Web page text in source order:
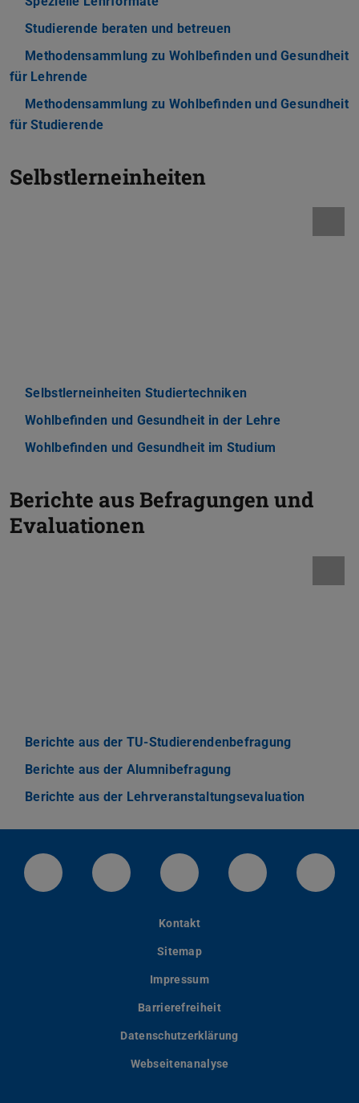
Studierende beraten und betreuen
Methodensammlung zu Wohlbefinden und Gesundheit
für Lehrende
Methodensammlung zu Wohlbefinden und Gesundheit
für Studierende
Selbstlerneinheiten
Selbstlerneinheiten Studiertechniken
Wohlbefinden und Gesundheit in der Lehre
Wohlbefinden und Gesundheit im Studium
Berichte aus Befragungen und
Evaluationen
Berichte aus der TU-Studierendenbefragung
Berichte aus der Alumnibefragung
Berichte aus der Lehrveranstaltungsevaluation
LinkedIn-Seite der TU Darmstadt
Instagram-Kanal der TU
Bluesky-Kanal der TU
Facebook-
Kontakt
Sitemap
Impressum
Barrierefreiheit
Datenschutzerklärung
Webseitenanalyse